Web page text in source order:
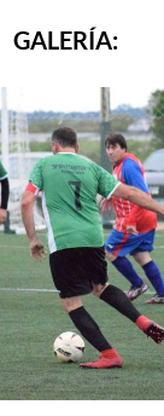
GALERÍA: